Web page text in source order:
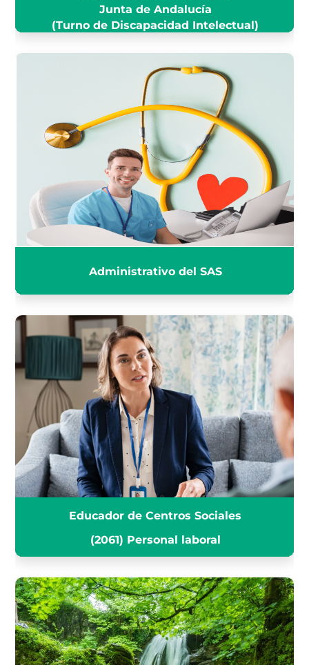
Junta de Andalucía
(Turno de Discapacidad Intelectual)
Administrativo del SAS
ADMINISTRATIVO DEL SAS
INFÓRMATE
Educador de Centros Sociales
(2061) Personal laboral
EDUCADOR DE CENTROS
SOCIALES (2061) PERSONAL
LABORAL
INFÓRMATE